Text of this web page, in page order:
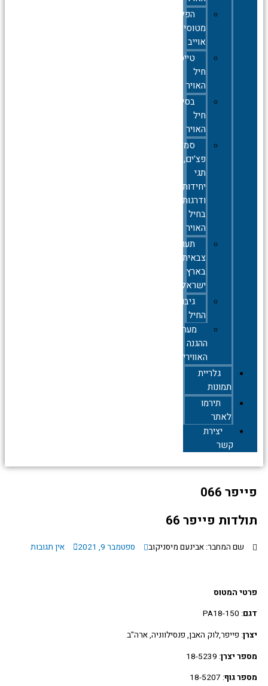
הפלות
מטוסי
טייסות
בסיסי
סמלים,סיכות,
פצ'ים,
יחידות
ודרגות
תעופה
צבאית
בארץ
ישראל
גיבורי
מערך
ההגנה
האווירית
גלריית
תמונות
לאתר
יצירת
066
פייפר 66
שם המחבר: אבינעם מיסניקוב ספטמבר 9, 2021 אין תגובות
המטוס
: פייפר,לוק האבן, פנסילווניה, ארה"ב
יצרן: 18-5239
גוף: 18-5207